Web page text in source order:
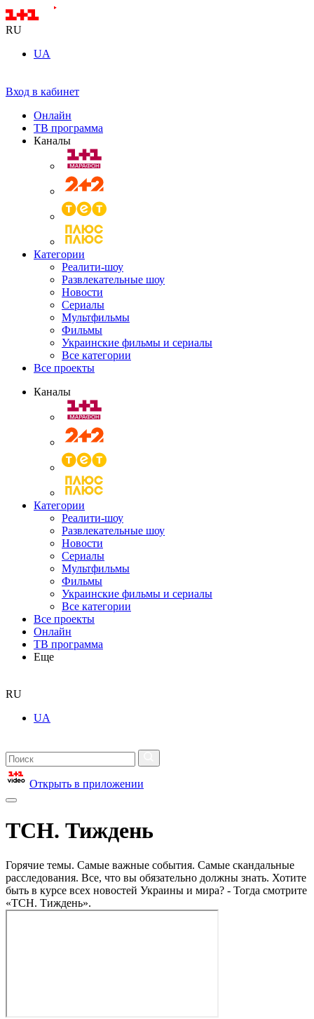
RU
UA
Вход в кабинет
Онлайн
ТВ программа
Каналы
Категории
Реалити-шоу
Развлекательные шоу
Новости
Сериалы
Мультфильмы
Фильмы
Украинские фильмы и сериалы
Все категории
Все проекты
Каналы
Категории
Реалити-шоу
Развлекательные шоу
Новости
Сериалы
Мультфильмы
Фильмы
Украинские фильмы и сериалы
Все категории
Все проекты
Онлайн
ТВ программа
Еще
RU
UA
Открыть в приложении
ТСН. Тиждень
Горячие темы. Самые важные события. Самые скандальные
расследования. Все, что вы обязательно должны знать. Хотите
быть в курсе всех новостей Украины и мира? - Тогда смотрите
«ТСН. Тиждень».